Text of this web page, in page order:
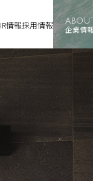
IR情報採用情報 企業情